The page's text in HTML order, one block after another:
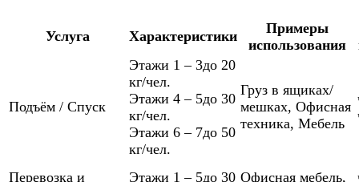
Услуга Характеристики
Примеры
использования
Подъём / Спуск
Этажи 1 – 3до 20
кг/чел.
Этажи 4 – 5до 30
кг/чел.
Этажи 6 – 7до 50
кг/чел.
Груз в ящиках/
мешках, Офисная
техника, Мебель
Перевозка и
Этажи 1 – 5до 30 Офисная мебель,